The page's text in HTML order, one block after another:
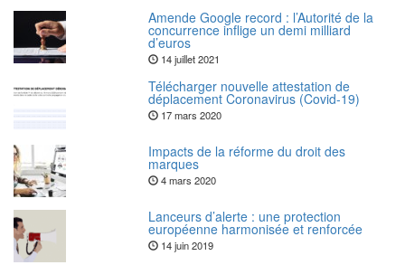
Amende Google record : l’Autorité de la
concurrence inflige un demi milliard
d’euros
14 juillet 2021
Télécharger nouvelle attestation de
déplacement Coronavirus (Covid-19)
17 mars 2020
Impacts de la réforme du droit des
marques
4 mars 2020
Lanceurs d’alerte : une protection
européenne harmonisée et renforcée
14 juin 2019